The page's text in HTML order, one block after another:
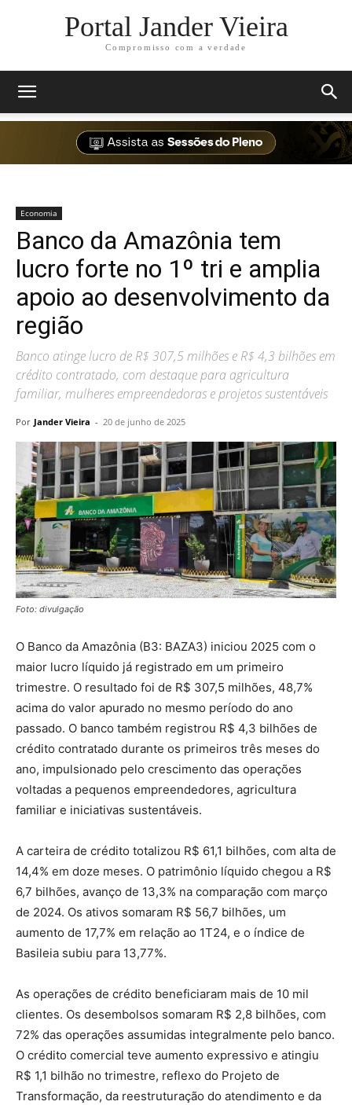
Portal Jander Vieira
Compromisso com a verdade
Economia
Banco da Amazônia tem
lucro forte no 1º tri e amplia
apoio ao desenvolvimento da
região
Banco atinge lucro de R$ 307,5 milhões e R$ 4,3 bilhões em
crédito contratado, com destaque para agricultura
familiar, mulheres empreendedoras e projetos sustentáveis
Por Jander Vieira - 20 de junho de 2025
Foto: divulgação
O Banco da Amazônia (B3: BAZA3) iniciou 2025 com o
maior lucro líquido já registrado em um primeiro
trimestre. O resultado foi de R$ 307,5 milhões, 48,7%
acima do valor apurado no mesmo período do ano
passado. O banco também registrou R$ 4,3 bilhões de
crédito contratado durante os primeiros três meses do
ano, impulsionado pelo crescimento das operações
voltadas a pequenos empreendedores, agricultura
familiar e iniciativas sustentáveis.
A carteira de crédito totalizou R$ 61,1 bilhões, com alta de
14,4% em doze meses. O patrimônio líquido chegou a R$
6,7 bilhões, avanço de 13,3% na comparação com março
de 2024. Os ativos somaram R$ 56,7 bilhões, um
aumento de 17,7% em relação ao 1T24, e o índice de
Basileia subiu para 13,77%.
As operações de crédito beneficiaram mais de 10 mil
clientes. Os desembolsos somaram R$ 2,8 bilhões, com
72% das operações assumidas integralmente pelo banco.
O crédito comercial teve aumento expressivo e atingiu
R$ 1,1 bilhão no trimestre, reflexo do Projeto de
Transformação, da reestruturação do atendimento e da